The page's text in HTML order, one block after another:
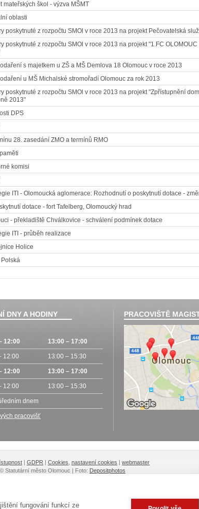
mateřských škol - výzva MŠMT
oblasti
poskytnuté z rozpočtu SMOl v roce 2013 na projekt Pečovatelská
poskytnuté z rozpočtu SMOl v roce 2013 na projekt "1.FC
s majetkem u ZŠ a MŠ Demlova 18 Olomouc v roce 2013
u MŠ Michalské stromořadí Olomouc za rok 2013
poskytnuté z rozpočtu SMOl v roce 2013 na projekt "Zpřístupnění
2013"
DPS
28. zasedání ZMO a termínů RMO
komisi
ITI - Olomoucká aglomerace: Rozhodnutí o poskytnutí dotace -
dotace - fort Tafelberg, Olomoucký hrad
- překladiště Chválkovice - schválení podmínek dotace
ITI - průběh realizace
Holice
DNY A HODINY
12:00 13:00 – 17:00
12:00 13:00 – 15:30
12:00 13:00 – 17:00
12:00 13:00 – 15:30
dnem
pracovišť
PRACOVIŠTĚ
| GDPR | Cookies nastavení cookies | webmaster
© Statutární město Olomouc | Foto: Depositphotos
fungování funkcí ze